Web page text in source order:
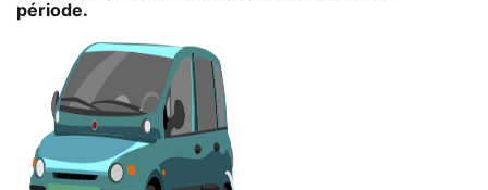
période.